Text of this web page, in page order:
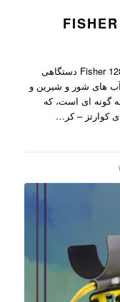
فلزیاب فیشر Fisher 1280x فلزیاب فیشر Fisher 1280x دستگاهی
های شور و شیرین و
گونه ای است، که
کوارتز – کر…